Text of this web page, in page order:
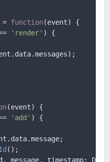
= function(event) {
'render' ) {
(event) {
'add' ) {
();
message, timestamp: